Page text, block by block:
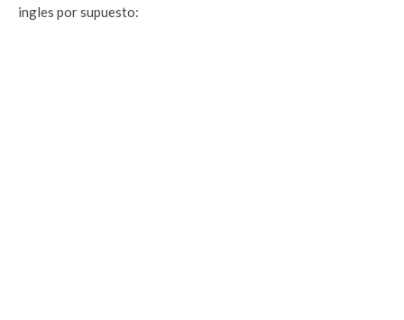
ingles por supuesto: